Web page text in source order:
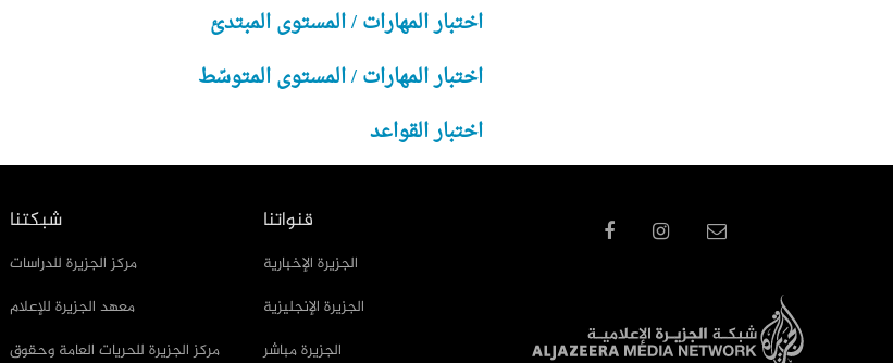
اختبار المهارات / المستوى المبتدئ
اختبار المهارات / المستوى المتوسّط
اختبار القواعد
شبكتنا
مركز الجزيرة للدراسات
معهد الجزيرة للإعلام
مركز الجزيرة للحريات العامة وحقوق
قنواتنا
الجزيرة الإخبارية
الجزيرة الإنجليزية
الجزيرة مباشر